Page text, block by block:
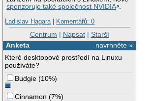
sponzoruje také společnost NVIDIA .
Ladislav Hagara| Komentářů: 0
Centrum | Napsat| Starší
navrhněte »
Anketa
Které desktopové prostředí na Linuxu
používáte?
Budgie (10%)
Cinnamon (7%)